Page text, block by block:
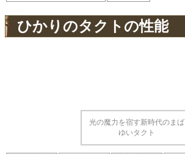
ひかりのタクトの性能
光の魔力を宿す新時代のまば
ゆいタクト